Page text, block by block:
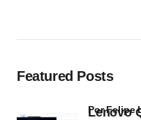
Featured Posts
Lenovo
por Felipe